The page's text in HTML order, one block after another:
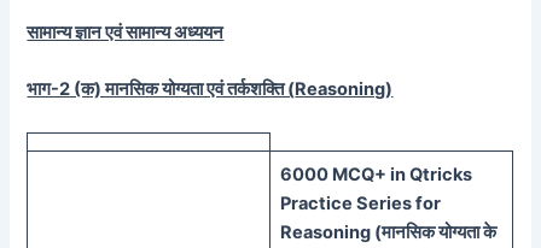
सामान्य ज्ञान एवं सामान्य अध्ययन
भाग-2 (क) मानसिक योग्यता एवं तर्कशक्ति (Reasoning)
6000 MCQ+ inQtricks
Practice Seriesfor
Reasoning (मानसिकयोग्यता के